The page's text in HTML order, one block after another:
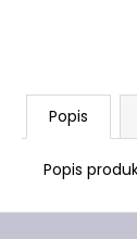
Popis
Popis